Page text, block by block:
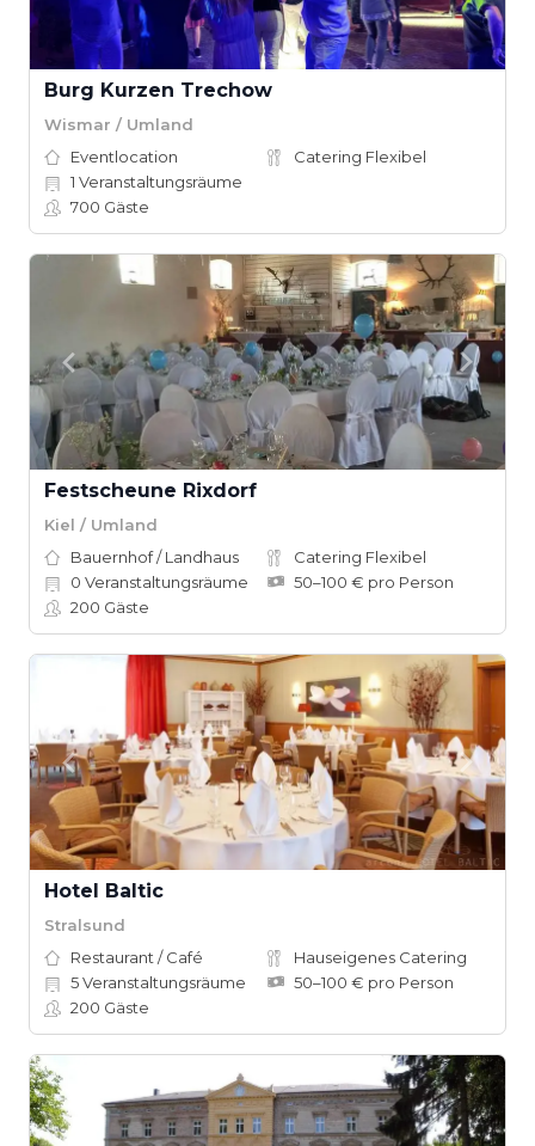
Burg Kurzen Trechow
Wismar / Umland
Eventlocation
Catering Flexibel
1 Veranstaltungsräume
700 Gäste
Festscheune Rixdorf
Kiel / Umland
Bauernhof / Landhaus
Catering Flexibel
0 Veranstaltungsräume
50–100 € pro Person
200 Gäste
Hotel Baltic
Stralsund
Restaurant / Café
Hauseigenes Catering
5Veranstaltungsräume
50–100 € pro Person
200 Gäste